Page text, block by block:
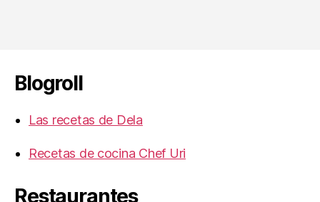
Blogroll
Las recetas de Dela
Recetas de cocina Chef Uri
Restaurantes